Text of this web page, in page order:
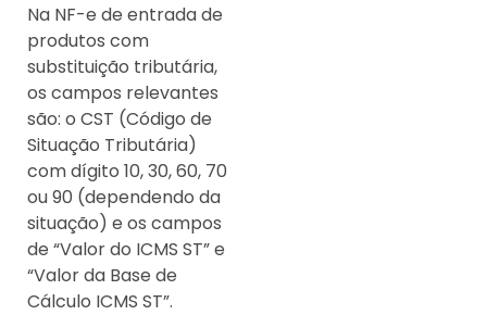
Na NF-e de entrada de
produtos com
substituição tributária,
os campos relevantes
são: o CST (Código de
Situação Tributária)
com dígito 10, 30, 60, 70
ou 90 (dependendo da
situação) e os campos
de “Valor do ICMS ST” e
“Valor da Base de
Cálculo ICMS ST”.